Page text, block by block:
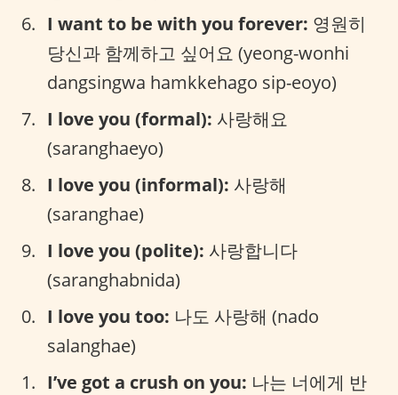
I want to be with you forever: 영원히
당신과 함께하고 싶어요 (yeong-wonhi
dangsingwa hamkkehago sip-eoyo)
I love you (formal): 사랑해요
(saranghaeyo)
I love you (informal): 사랑해
(saranghae)
I love you (polite): 사랑합니다
(saranghabnida)
I love you too: 나도 사랑해 (nado
salanghae)
I’ve got a crush on you: 나는 너에게 반